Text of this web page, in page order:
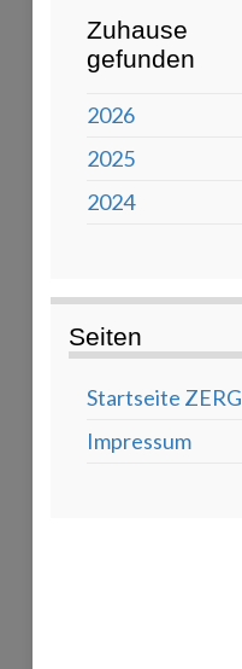
Zuhause
gefunden
2026
2025
2024
Seiten
Startseite ZERG
Impressum